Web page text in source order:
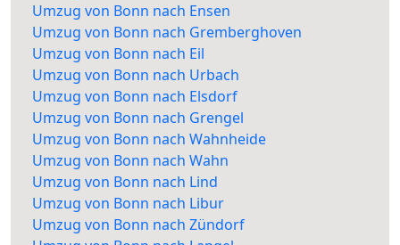
Umzug von Bonn nach Ensen
Umzug von Bonn nach Gremberghoven
Umzug von Bonn nach Eil
Umzug von Bonn nach Urbach
Umzug von Bonn nach Elsdorf
Umzug von Bonn nach Grengel
Umzug von Bonn nach Wahnheide
Umzug von Bonn nach Wahn
Umzug von Bonn nach Lind
Umzug von Bonn nach Libur
Umzug von Bonn nach Zündorf